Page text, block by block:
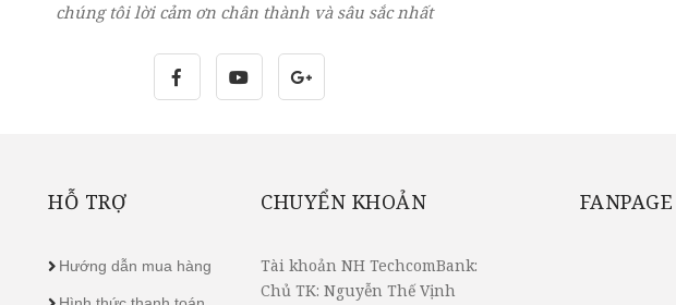
chúng tôi lời cảm ơn chân thành và sâu sắc nhất
HỖ TRỢ
Hướng dẫn mua hàng
CHUYỂN KHOẢN
Tài khoản NH TechcomBank:
Chủ TK: Nguyễn Thế Vịnh
FANPAGE